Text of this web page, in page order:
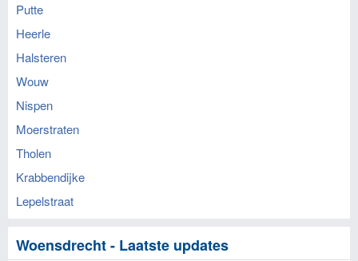
Putte
Heerle
Halsteren
Wouw
Nispen
Moerstraten
Tholen
Krabbendijke
Lepelstraat
Woensdrecht - Laatste updates